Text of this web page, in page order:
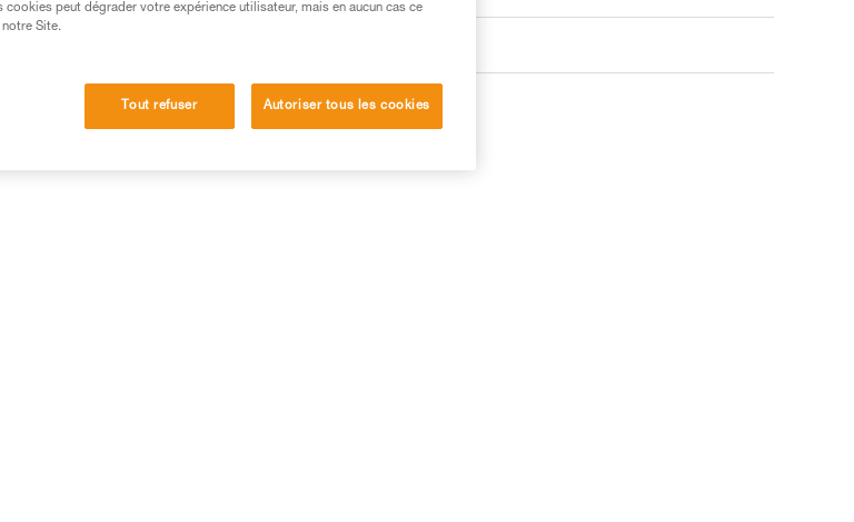
cookies peut dégrader votre expérience utilisateur, mais en aucun cas ce
notre Site.
Tout refuser Autoriser tous les cookies